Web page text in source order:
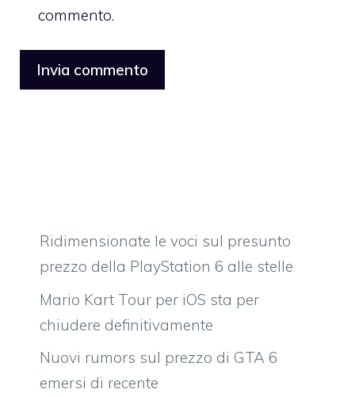
commento.
Ridimensionate le voci sul presunto
prezzo della PlayStation 6 alle stelle
Mario Kart Tour per iOS sta per
chiudere definitivamente
Nuovi rumors sul prezzo di GTA 6
emersi di recente